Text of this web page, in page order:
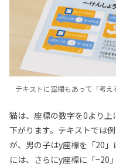
テキストに空欄もあって「考え
猫は、座標の数字を0より
下がります。テキストでは
が、男の子はy座標を「20
には、さらにy座標に「−20